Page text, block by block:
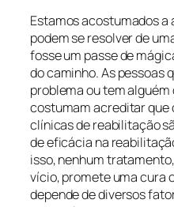
Estamos acostumados
podem se resolver de
fosse um passe de
do caminho. As pessoas
problema ou tem
costumam acreditar que
clínicas de reabilitação
de eficácia na
isso, nenhum
vício, promete uma cura
depende de diversos